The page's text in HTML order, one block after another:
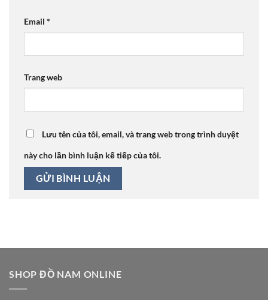
Email *
Trang web
Lưu tên của tôi, email, và trang web trong trình duyệt
này cho lần bình luận kế tiếp của tôi.
SHOP ĐỒ NAM ONLINE